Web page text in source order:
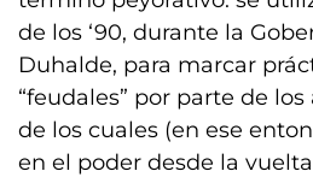
de los ‘90, durante la
Duhalde, para marcar
“feudales” por parte de
de los cuales (en ese
en el poder desde la